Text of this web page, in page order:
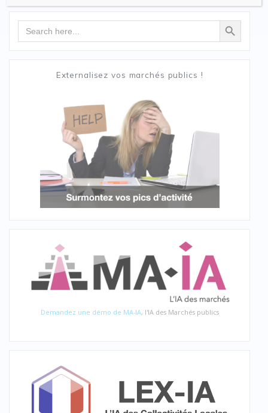
Search Search Button
Externalisez vos marchés publics !
Demandez une démo de MA-IA, l'IA des Marchés publics